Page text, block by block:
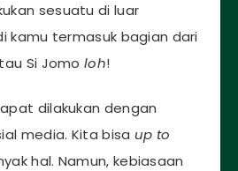
sesuatu di luar
kamu termasuk bagian dari
Si Jomoloh!
dilakukan dengan
media. Kita bisa up to
hal. Namun, kebiasaan